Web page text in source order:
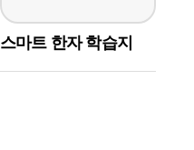
스마트 한자 학습지